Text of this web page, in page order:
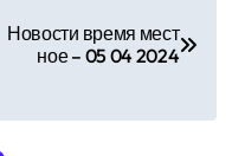
Новости время мест
ное – 05 04 2024